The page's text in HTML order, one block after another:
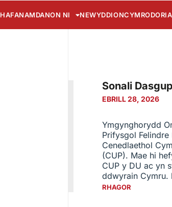
HAFANAMDANON NI NEWYDDION
Sonali
EBRILL 28, 2026
Ymgynghorydd
Prifysgol
Cenedlaethol
(CUP). Mae hi
CUP y DU ac yn
ddwyrain Cymru.
RHAGOR